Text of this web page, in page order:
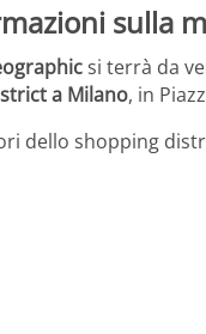
sulla
si terrà da
a Milano, in
dello shopping